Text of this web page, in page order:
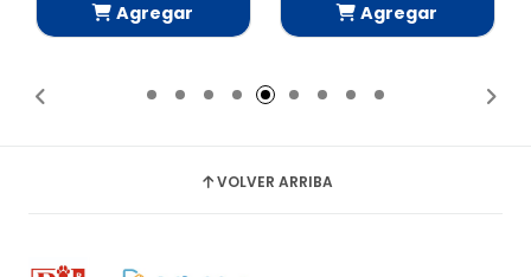
Agregar
Agregar
VOLVER ARRIBA